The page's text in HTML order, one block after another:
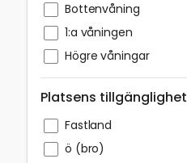
Bottenvåning
1:a våningen
Högre våningar
Platsens tillgänglighet
Fastland
ö (bro)